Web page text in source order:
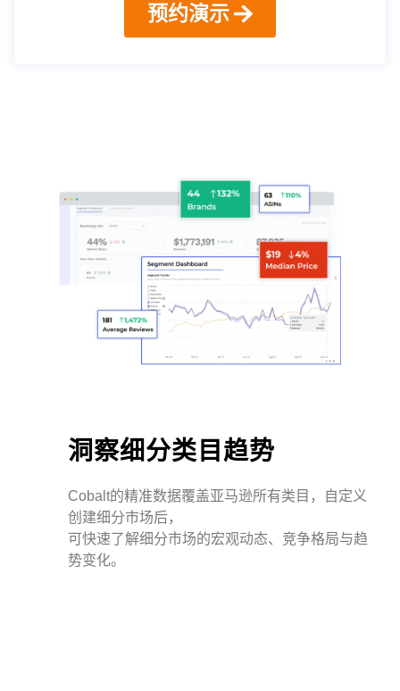
预约演示
洞察细分类目趋势
Cobalt的精准数据覆盖亚马逊所有类目，自定义
创建细分市场后，
可快速了解细分市场的宏观动态、竞争格局与趋
势变化。